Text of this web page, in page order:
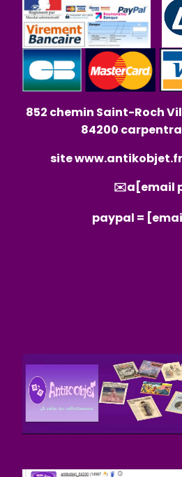
852 chemin Saint-Roch
84200
sitewww.antikobjet.fr
✉️a [email
paypal =